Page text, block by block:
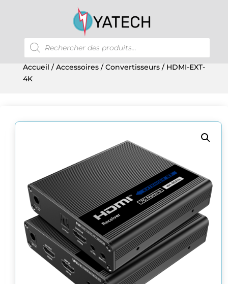
Recherche
de
produits
Accueil /Accessoires/Convertisseurs/ HDMI-EXT-
4K